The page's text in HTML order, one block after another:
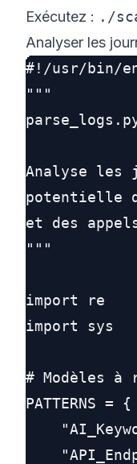
Exécutez : ./
Analyser les
#!/usr/bin/
"""
Analyse les
potentielle
et des
"""
import re
import sys
# Modèles à
PATTERNS = {